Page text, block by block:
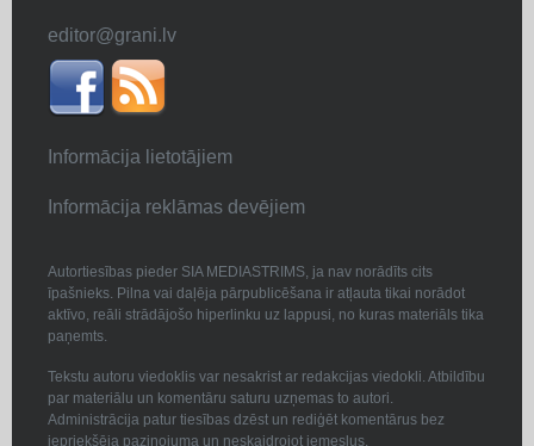
editor@grani.lv
Informācija lietotājiem
Informācija reklāmas devējiem
Autortiesības pieder SIA MEDIASTRIMS, ja nav norādīts cits
īpašnieks. Pilna vai daļēja pārpublicēšana ir atļauta tikai norādot
aktīvo, reāli strādājošo hiperlinku uz lappusi, no kuras materiāls tika
paņemts.
Tekstu autoru viedoklis var nesakrist ar redakcijas viedokli. Atbildību
par materiālu un komentāru saturu uzņemas to autori.
Administrācija patur tiesības dzēst un rediģēt komentārus bez
iepriekšēja paziņojuma un neskaidrojot iemeslus.